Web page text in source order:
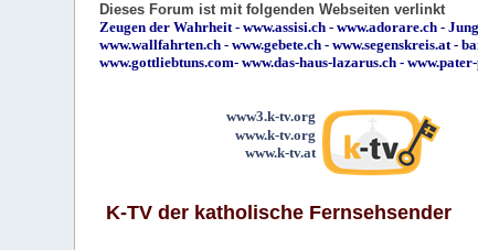
Dieses Forum ist mit folgenden Webseiten verlinkt
Zeugen der Wahrheit-www.assisi.ch -www.adorare.ch -
www.wallfahrten.ch -www.gebete.ch -www.segenskreis.at-
www.gottliebtuns.com-www.das-haus-lazarus.ch -
www3.k-tv.org
www.k-tv.org
www.k-tv.at
K-TV der katholische Fernsehsender